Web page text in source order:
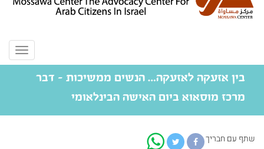
Toggle
בין אזעקה לאזעקה… הנשים ממשיכות - דבר
מרכז מוסאוא ביום האישה הבינלאומי
שתף עם חבריך